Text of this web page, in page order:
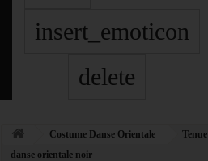
insert_emoticon
delete
Costume Danse Orientale
danse orientale noir